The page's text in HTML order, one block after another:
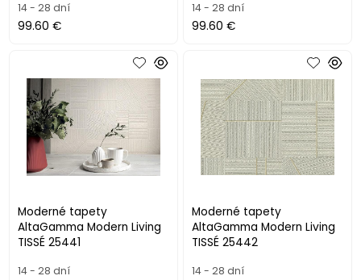
14 - 28 dní
99.60 €
14 - 28 dní
99.60 €
Moderné tapety
AltaGamma Modern Living
TISSÉ 25441
14 - 28 dní
Moderné tapety
AltaGamma Modern Living
TISSÉ 25442
14 - 28 dní